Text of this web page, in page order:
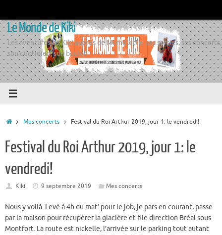
contenu
Le Monde de Kiki
Les aventures de Kiki auprès de Momiflette, ses sorties, ses concerts,
son quotidien, son boulot
Accueil
Mes concerts Festival du Roi Arthur 2019, jour 1: le vendredi!
Festival du Roi Arthur 2019, jour 1: le
vendredi!
Kiki 9 septembre 2019 Mes concerts
Nous y voilà. Levé à 4h du mat’ pour le job, je pars en courant, passe
par la maison pour récupérer la glacière et file direction Bréal sous
Montfort. La route est nickelle, l’arrivée sur le parking tout autant